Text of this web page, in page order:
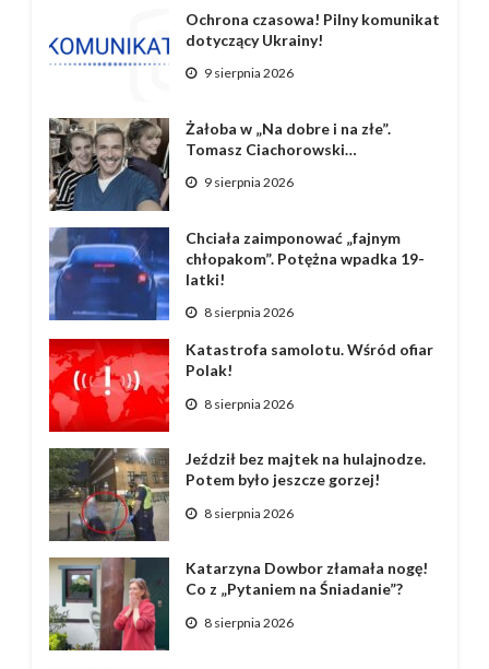
Ochrona czasowa! Pilny komunikat
dotyczący Ukrainy!
9 sierpnia 2026
Żałoba w „Na dobre i na złe”.
Tomasz Ciachorowski…
9 sierpnia 2026
Chciała zaimponować „fajnym
chłopakom”. Potężna wpadka 19-
latki!
8 sierpnia 2026
Katastrofa samolotu. Wśród ofiar
Polak!
8 sierpnia 2026
Jeździł bez majtek na hulajnodze.
Potem było jeszcze gorzej!
8 sierpnia 2026
Katarzyna Dowbor złamała nogę!
Co z „Pytaniem na Śniadanie”?
8 sierpnia 2026